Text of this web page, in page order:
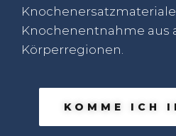
Knochenentnahme aus
Körperregionen.
KOMME ICH